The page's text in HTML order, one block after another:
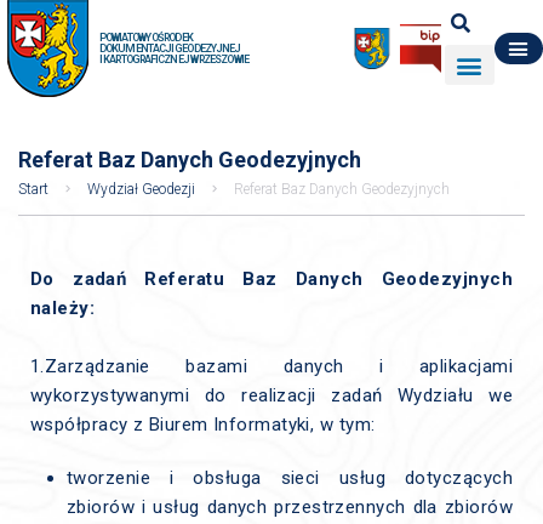
POWIATOWY OŚRODEK
DOKUMENTACJI GEODEZYJNEJ
I KARTOGRAFICZNEJ W RZESZOWIE
Referat Baz Danych Geodezyjnych
Start Wydział Geodezji Referat Baz Danych Geodezyjnych
Do zadań Referatu Baz Danych Geodezyjnych
należy:
1.Zarządzanie bazami danych i aplikacjami
wykorzystywanymi do realizacji zadań Wydziału we
współpracy z Biurem Informatyki, w tym:
tworzenie i obsługa sieci usług dotyczących
zbiorów i usług danych przestrzennych dla zbiorów